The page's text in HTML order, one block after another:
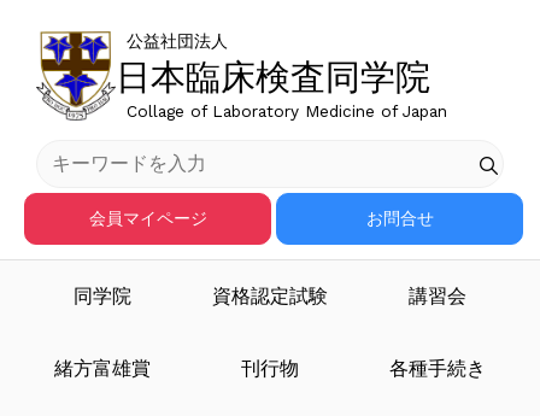
日本臨床検査同学院
公益社団法人
Collage of Laboratory Medicine of Japan
会員マイページ お問合せ
同学院 資格認定試験 講習会
緒方富雄賞 刊行物 各種手続き
臨床検査医学を担う人材